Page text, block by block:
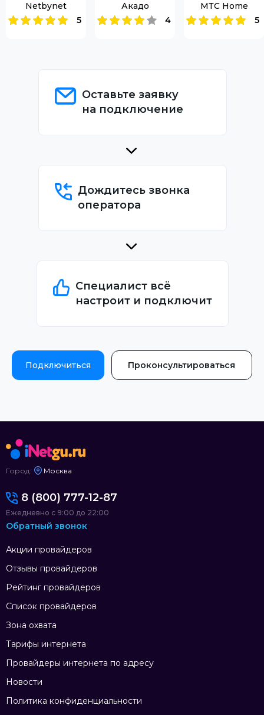
Netbynet
5
Акадо
4
МТС Home
5
Оставьте заявку
на подключение
Дождитесь звонка
оператора
Специалист всё
настроит и подключит
Подключиться Проконсультироваться
Город: Москва
Акции провайдеров
Отзывы провайдеров
Рейтинг провайдеров
Список провайдеров
Зона охвата
Тарифы интернета
Провайдеры интернета по адресу
Новости
Политика конфиденциальности
8 (800) 777-12-87
Ежедневно с 9:00 до 22:00
Обратный звонок